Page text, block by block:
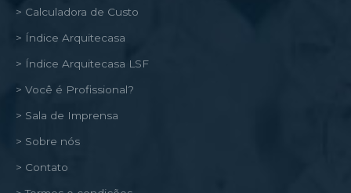
> Calculadora de Custo
> Índice Arquitecasa
> Índice Arquitecasa LSF
> Você é Profissional?
> Sala de Imprensa
> Sobre nós
> Contato